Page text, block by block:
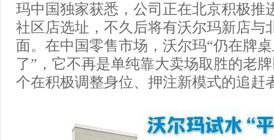
玛中国独家获悉，公司正在北京积极推
社区店选址，不久后将有沃尔玛新店与
面。在中国零售市场，沃尔玛“仍在牌
了”，它不再是单纯靠大卖场取胜的老
个在积极调整身位、押注新模式的追赶